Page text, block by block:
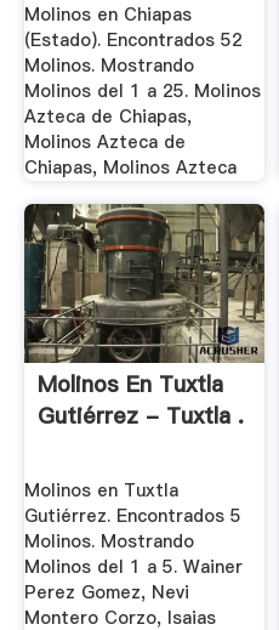
Molinos en Chiapas
(Estado). Encontrados 52
Molinos. Mostrando
Molinos del 1 a 25. Molinos
Azteca de Chiapas,
Molinos Azteca de
Chiapas, Molinos Azteca
Molinos En Tuxtla
Gutiérrez - Tuxtla .
Molinos en Tuxtla
Gutiérrez. Encontrados 5
Molinos. Mostrando
Molinos del 1 a 5. Wainer
Perez Gomez, Nevi
Montero Corzo, Isaias